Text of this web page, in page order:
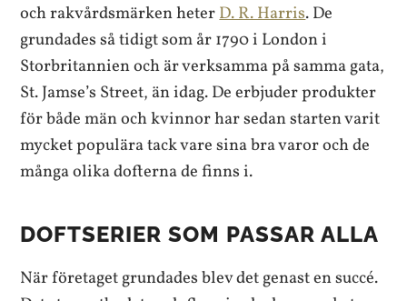
och rakvårdsmärken heterD. R. Harris. De
grundades så tidigt som år 1790 i London i
Storbritannien och är verksamma på samma gata,
St. Jamse’s Street, än idag. De erbjuder produkter
för både män och kvinnor har sedan starten varit
mycket populära tack vare sina bra varor och de
många olika dofterna de finns i.
DOFTSERIER SOM PASSAR ALLA
När företaget grundades blev det genast en succé.